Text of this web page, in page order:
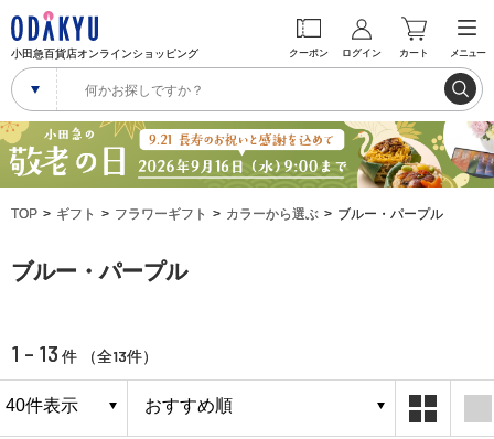
小田急百貨店オンラインショッピング クーポン ログイン カート メニュー
TOP ギフト フラワーギフト カラーから選ぶ ブルー・パープル
ブルー・パープル
1 - 13 件 （全13件）